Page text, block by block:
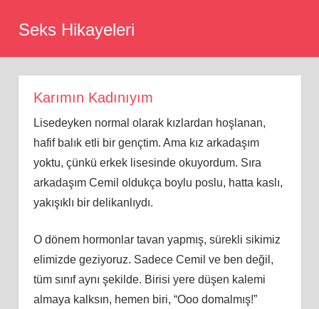
Seks Hikayeleri
Karımın Kadınıyım
Lisedeyken normal olarak kızlardan hoşlanan,
hafif balık etli bir gençtim. Ama kız arkadaşım
yoktu, çünkü erkek lisesinde okuyordum. Sıra
arkadaşım Cemil oldukça boylu poslu, hatta kaslı,
yakışıklı bir delikanlıydı.
O dönem hormonlar tavan yapmış, sürekli sikimiz
elimizde geziyoruz. Sadece Cemil ve ben değil,
tüm sınıf aynı şekilde. Birisi yere düşen kalemi
almaya kalksın, hemen biri, “Ooo domalmış!”